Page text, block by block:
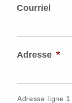
Courriel
Adresse *
Adresse ligne 1